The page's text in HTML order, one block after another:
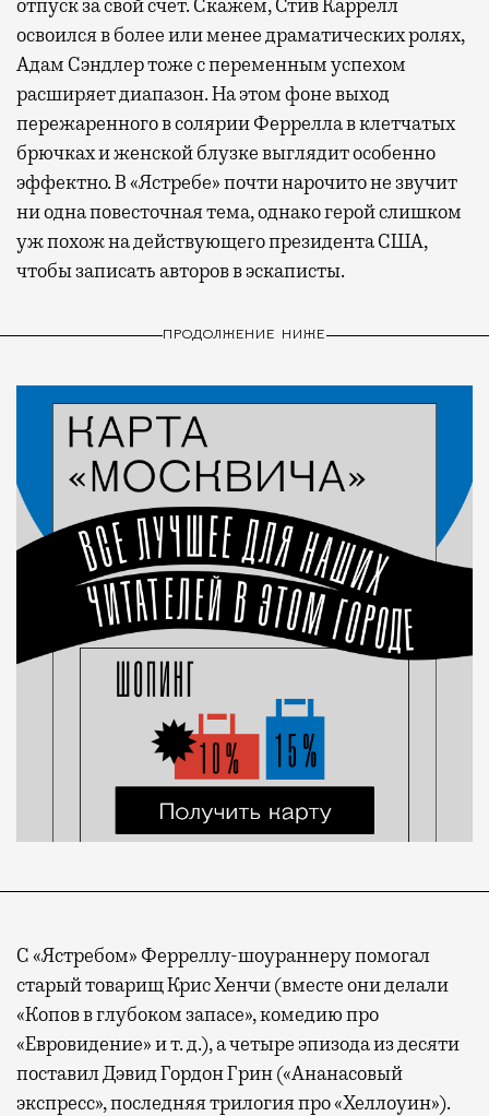
отпуск за свой счет. Скажем, Стив Каррелл
освоился в более или менее драматических ролях,
Адам Сэндлер тоже с переменным успехом
расширяет диапазон. На этом фоне выход
пережаренного в солярии Феррелла в клетчатых
брючках и женской блузке выглядит особенно
эффектно. В «Ястребе» почти нарочито не звучит
ни одна повесточная тема, однако герой слишком
уж похож на действующего президента США,
чтобы записать авторов в эскаписты.
ПРОДОЛЖЕНИЕ НИЖЕ
С «Ястребом» Ферреллу-шоураннеру помогал
старый товарищ Крис Хенчи (вместе они делали
«Копов в глубоком запасе», комедию про
«Евровидение» и т. д.), а четыре эпизода из десяти
поставил Дэвид Гордон Грин («Ананасовый
экспресс», последняя трилогия про «Хеллоуин»).